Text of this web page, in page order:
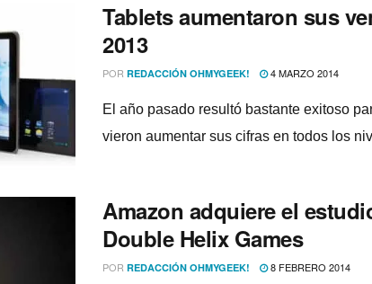
Tablets aumentaron sus
2013
POR REDACCIÓN OHMYGEEK! 4 MARZO 2014
El año pasado resultó bastante exitoso
vieron aumentar sus cifras en todos los
Amazon adquiere el
Double Helix Games
POR REDACCIÓN OHMYGEEK! 8 FEBRERO 2014